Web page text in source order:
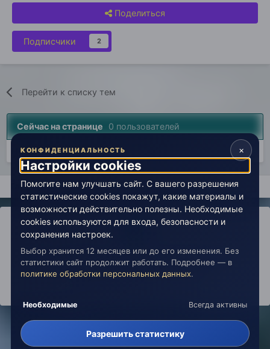
Поделиться
Подписчики 2
Перейти к списку тем
Сейчас на странице 0 пользователей
Нет пользователей, просматривающих эту страницу.
Главная Лаборатория Технический раздел
IPS ThemebyIPSFocus
Политика конфиденциальности
Обратная связь
Настройки cookies
copyright © 2026 Живая Эзотерика
×
КОНФИДЕНЦИАЛЬНОСТЬ
Настройки cookies
Помогите нам улучшать сайт. С вашего разрешения
статистические cookies покажут, какие материалы и
возможности действительно полезны. Необходимые
cookies используются для входа, безопасности и
сохранения настроек.
Выбор хранится 12 месяцев или до его изменения. Без
статистики сайт продолжит работать. Подробнее — в
политике обработки персональных данных.
Необходимые Всегда активны
Разрешить статистику